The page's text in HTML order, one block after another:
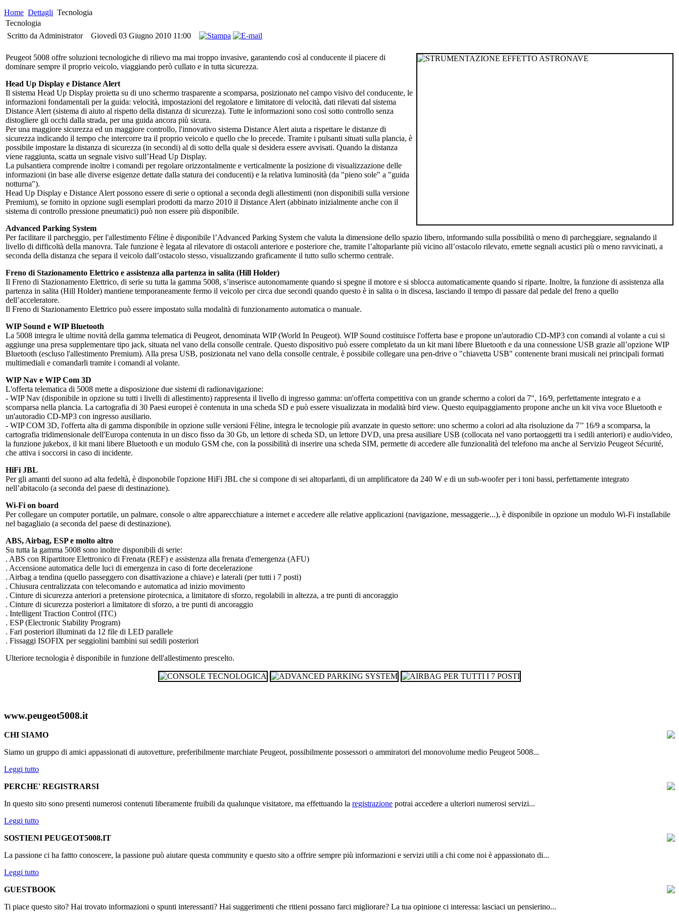
Home Dettagli Tecnologia
Tecnologia
Scritto da Administrator
Giovedì 03 Giugno 2010 11:00
Peugeot 5008 offre soluzioni tecnologiche di rilievo ma mai troppo invasive, garantendo così al conducente il piacere di
dominare sempre il proprio veicolo, viaggiando però cullato e in tutta sicurezza.
Head Up Display e Distance Alert
Il sistema Head Up Display proietta su di uno schermo trasparente a scomparsa, posizionato nel campo visivo del conducente, le
informazioni fondamentali per la guida: velocità, impostazioni del regolatore e limitatore di velocità, dati rilevati dal sistema
Distance Alert (sistema di aiuto al rispetto della distanza di sicurezza). Tutte le informazioni sono così sotto controllo senza
distogliere gli occhi dalla strada, per una guida ancora più sicura.
Per una maggiore sicurezza ed un maggiore controllo, l'innovativo sistema Distance Alert aiuta a rispettare le distanze di
sicurezza indicando il tempo che intercorre tra il proprio veicolo e quello che lo precede. Tramite i pulsanti situati sulla plancia, è
possibile impostare la distanza di sicurezza (in secondi) al di sotto della quale si desidera essere avvisati. Quando la distanza
viene raggiunta, scatta un segnale visivo sull’Head Up Display.
La pulsantiera comprende inoltre i comandi per regolare orizzontalmente e verticalmente la posizione di visualizzazione delle
informazioni (in base alle diverse esigenze dettate dalla statura dei conducenti) e la relativa luminosità (da "pieno sole" a "guida
notturna").
Head Up Display e Distance Alert possono essere di serie o optional a seconda degli allestimenti (non disponibili sulla versione
Premium), se fornito in opzione sugli esemplari prodotti da marzo 2010 il Distance Alert (abbinato inizialmente anche con il
sistema di controllo pressione pneumatici) può non essere più disponibile.
Advanced Parking System
Per facilitare il parcheggio, per l'allestimento Féline è disponibile l’Advanced Parking System che valuta la dimensione dello spazio libero, informando sulla possibilità o meno di parcheggiare, segnalando il
livello di difficoltà della manovra. Tale funzione è legata al rilevatore di ostacoli anteriore e posteriore che, tramite l’altoparlante più vicino all’ostacolo rilevato, emette segnali acustici più o meno ravvicinati, a
seconda della distanza che separa il veicolo dall’ostacolo stesso, visualizzando graficamente il tutto sullo schermo centrale.
Freno di Stazionamento Elettrico e assistenza alla partenza in salita (Hill Holder)
Il Freno di Stazionamento Elettrico, di serie su tutta la gamma 5008, s’inserisce autonomamente quando si spegne il motore e si sblocca automaticamente quando si riparte. Inoltre, la funzione di assistenza alla
partenza in salita (Hill Holder) mantiene temporaneamente fermo il veicolo per circa due secondi quando questo è in salita o in discesa, lasciando il tempo di passare dal pedale del freno a quello
dell’acceleratore.
Il Freno di Stazionamento Elettrico può essere impostato sulla modalità di funzionamento automatica o manuale.
WIP Sound e WIP Bluetooth
La 5008 integra le ultime novità della gamma telematica di Peugeot, denominata WIP (World In Peugeot). WIP Sound costituisce l'offerta base e propone un'autoradio CD-MP3 con comandi al volante a cui si
aggiunge una presa supplementare tipo jack, situata nel vano della consolle centrale. Questo dispositivo può essere completato da un kit mani libere Bluetooth e da una connessione USB grazie all’opzione WIP
Bluetooth (escluso l'allestimento Premium). Alla presa USB, posizionata nel vano della consolle centrale, è possibile collegare una pen-drive o "chiavetta USB" contenente brani musicali nei principali formati
multimediali e comandarli tramite i comandi al volante.
WIP Nav e WIP Com 3D
L'offerta telematica di 5008 mette a disposizione due sistemi di radionavigazione:
- WIP Nav (disponibile in opzione su tutti i livelli di allestimento) rappresenta il livello di ingresso gamma: un'offerta competitiva con un grande schermo a colori da 7", 16/9, perfettamente integrato e a
scomparsa nella plancia. La cartografia di 30 Paesi europei è contenuta in una scheda SD e può essere visualizzata in modalità bird view. Questo equipaggiamento propone anche un kit viva voce Bluetooth e
un'autoradio CD-MP3 con ingresso ausiliario.
- WIP COM 3D, l'offerta alta di gamma disponibile in opzione sulle versioni Féline, integra le tecnologie più avanzate in questo settore: uno schermo a colori ad alta risoluzione da 7’’ 16/9 a scomparsa, la
cartografia tridimensionale dell'Europa contenuta in un disco fisso da 30 Gb, un lettore di scheda SD, un lettore DVD, una presa ausiliare USB (collocata nel vano portaoggetti tra i sedili anteriori) e audio/video,
la funzione jukebox, il kit mani libere Bluetooth e un modulo GSM che, con la possibilità di inserire una scheda SIM, permette di accedere alle funzionalità del telefono ma anche al Servizio Peugeot Sécurité,
che attiva i soccorsi in caso di incidente.
HiFi JBL
Per gli amanti del suono ad alta fedeltà, è disponobile l'opzione HiFi JBL che si compone di sei altoparlanti, di un amplificatore da 240 W e di un sub-woofer per i toni bassi, perfettamente integrato
nell’abitacolo (a seconda del paese di destinazione).
Wi-Fi on board
Per collegare un computer portatile, un palmare, console o altre apparecchiature a internet e accedere alle relative applicazioni (navigazione, messaggerie...), è disponibile in opzione un modulo Wi-Fi installabile
nel bagagliaio (a seconda del paese di destinazione).
ABS, Airbag, ESP e molto altro
Su tutta la gamma 5008 sono inoltre disponibili di serie:
. ABS con Ripartitore Elettronico di Frenata (REF) e assistenza alla frenata d'emergenza (AFU)
. Accensione automatica delle luci di emergenza in caso di forte decelerazione
. Airbag a tendina (quello passeggero con disattivazione a chiave) e laterali (per tutti i 7 posti)
. Chiusura centralizzata con telecomando e automatica ad inizio movimento
. Cinture di sicurezza anteriori a pretensione pirotecnica, a limitatore di sforzo, regolabili in altezza, a tre punti di ancoraggio
. Cinture di sicurezza posteriori a limitatore di sforzo, a tre punti di ancoraggio
. Intelligent Traction Control (ITC)
. ESP (Electronic Stability Program)
. Fari posteriori illuminati da 12 file di LED parallele
. Fissaggi ISOFIX per seggiolini bambini sui sedili posteriori
Ulteriore tecnologia è disponibile in funzione dell'allestimento prescelto.
www.peugeot5008.it
CHI SIAMO
Siamo un gruppo di amici appassionati di autovetture, preferibilmente marchiate Peugeot, possibilmente possessori o ammiratori del monovolume medio Peugeot 5008...
Leggi tutto
PERCHE' REGISTRARSI
In questo sito sono presenti numerosi contenuti liberamente fruibili da qualunque visitatore, ma effettuando la registrazione potrai accedere a ulteriori numerosi servizi...
Leggi tutto
SOSTIENI PEUGEOT5008.IT
La passione ci ha fattto conoscere, la passione può aiutare questa community e questo sito a offrire sempre più informazioni e servizi utili a chi come noi è appassionato di...
Leggi tutto
GUESTBOOK
Ti piace questo sito? Hai trovato informazioni o spunti interessanti? Hai suggerimenti che ritieni possano farci migliorare? La tua opinione ci interessa: lasciaci un pensierino...